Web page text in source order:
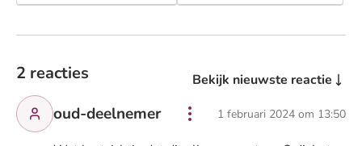
2 reacties Bekijk nieuwste reactie
oud-deelnemer 1 februari 2024 om 13:50